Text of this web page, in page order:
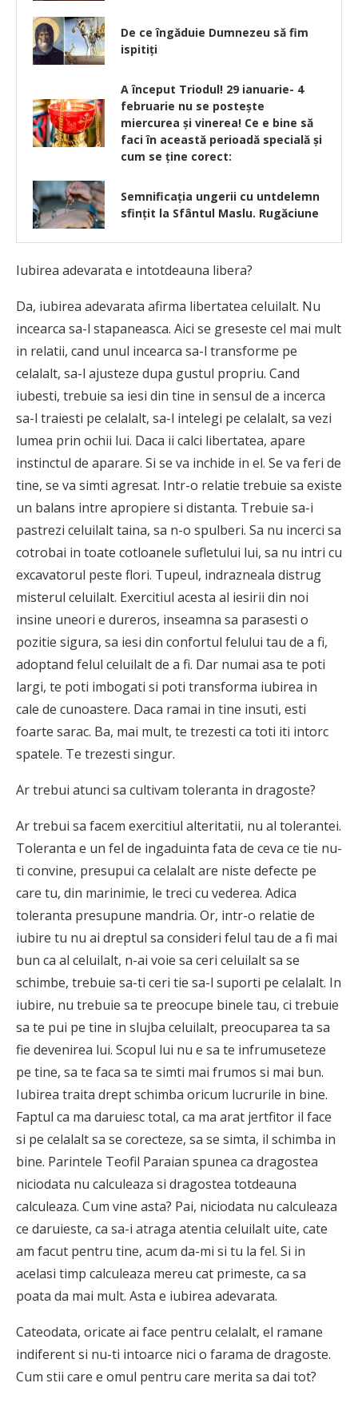
De ce îngăduie Dumnezeu să fim
ispitiţi
A început Triodul! 29 ianuarie- 4
februarie nu se posteşte
miercurea şi vinerea! Ce e bine să
faci în această perioadă specială și
cum se ține corect:
Semnificația ungerii cu untdelemn
sfințit la Sfântul Maslu. Rugăciune
Iubirea adevarata e intotdeauna libera?
Da, iubirea adevarata afirma libertatea celuilalt. Nu
incearca sa-l stapaneasca. Aici se greseste cel mai mult
in relatii, cand unul incearca sa-l transforme pe
celalalt, sa-l ajusteze dupa gustul propriu. Cand
iubesti, trebuie sa iesi din tine in sensul de a incerca
sa-l traiesti pe celalalt, sa-l intelegi pe celalalt, sa vezi
lumea prin ochii lui. Daca ii calci libertatea, apare
instinctul de aparare. Si se va inchide in el. Se va feri de
tine, se va simti agresat. Intr-o relatie trebuie sa existe
un balans intre apropiere si distanta. Trebuie sa-i
pastrezi celuilalt taina, sa n-o spulberi. Sa nu incerci sa
cotrobai in toate cotloanele sufletului lui, sa nu intri cu
excavatorul peste flori. Tupeul, indrazneala distrug
misterul celuilalt. Exercitiul acesta al iesirii din noi
insine uneori e dureros, inseamna sa parasesti o
pozitie sigura, sa iesi din confortul felului tau de a fi,
adoptand felul celuilalt de a fi. Dar numai asa te poti
largi, te poti imbogati si poti transforma iubirea in
cale de cunoastere. Daca ramai in tine insuti, esti
foarte sarac. Ba, mai mult, te trezesti ca toti iti intorc
spatele. Te trezesti singur.
Ar trebui atunci sa cultivam toleranta in dragoste?
Ar trebui sa facem exercitiul alteritatii, nu al tolerantei.
Toleranta e un fel de ingaduinta fata de ceva ce tie nu-
ti convine, presupui ca celalalt are niste defecte pe
care tu, din marinimie, le treci cu vederea. Adica
toleranta presupune mandria. Or, intr-o relatie de
iubire tu nu ai dreptul sa consideri felul tau de a fi mai
bun ca al celuilalt, n-ai voie sa ceri celuilalt sa se
schimbe, trebuie sa-ti ceri tie sa-l suporti pe celalalt. In
iubire, nu trebuie sa te preocupe binele tau, ci trebuie
sa te pui pe tine in slujba celuilalt, preocuparea ta sa
fie devenirea lui. Scopul lui nu e sa te infrumuseteze
pe tine, sa te faca sa te simti mai frumos si mai bun.
Iubirea traita drept schimba oricum lucrurile in bine.
Faptul ca ma daruiesc total, ca ma arat jertfitor il face
si pe celalalt sa se corecteze, sa se simta, il schimba in
bine. Parintele Teofil Paraian spunea ca dragostea
niciodata nu calculeaza si dragostea totdeauna
calculeaza. Cum vine asta? Pai, niciodata nu calculeaza
ce daruieste, ca sa-i atraga atentia celuilalt uite, cate
am facut pentru tine, acum da-mi si tu la fel. Si in
acelasi timp calculeaza mereu cat primeste, ca sa
poata da mai mult. Asta e iubirea adevarata.
Cateodata, oricate ai face pentru celalalt, el ramane
indiferent si nu-ti intoarce nici o farama de dragoste.
Cum stii care e omul pentru care merita sa dai tot?